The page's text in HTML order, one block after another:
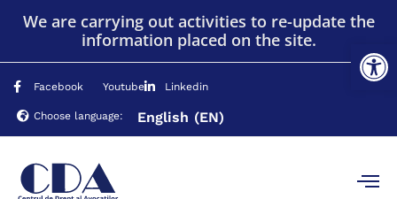
We are carrying out activities to re-update the
information placed on the site.
Facebook Youtube Linkedin
Choose language: English (EN)